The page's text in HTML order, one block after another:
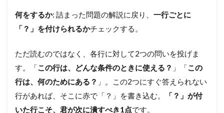
3
記
事
「
か
ら
い
」
何をするか: 詰まった問題の解説に戻り、 一行ごとに
「？」を付けられるかチェックする。
ただ読むのではなく、各行に対して2つの問いを投げま
す。「この行は、どんな条件のときに使える？ 」「この
行は、何のためにある？ 」。この2つにすぐ答えられない
行があれば、そこに赤で「？」を書き込む。
「？」が付
いた行こそ、君が次に潰すべき1点です。